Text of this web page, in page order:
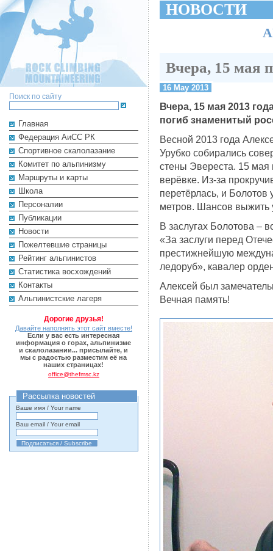
Поиск по сайту
Главная
Федерация АиСС РК
Cпортивное скалолазание
Комитет по альпинизму
Маршруты и карты
Школа
Персоналии
Публикации
Новости
Пожелтевшие страницы
Рейтинг альпинистов
Cтатистика восхождений
Контакты
Альпинистские лагеря
Дорогие друзья!
Давайте наполнять этот сайт вместе!
Если у вас есть интересная
информация о горах, альпинизме
и скалолазании... присылайте, и
мы с радостью разместим её на
наших страницах!
office@thefmsc.kz
Рассылка новостей
Ваше имя / Your name
Ваш email / Your email
НОВОСТИ
Вчера, 15 мая
16 May 2013
Вчера, 15 мая 2013
погиб знаменитый
Весной 2013 года
Урубко собирались
стены Эвереста. 15 мая
верёвке. Из-за
перетёрлась, и Болотов
метров. Шансов выжить
В заслугах Болотова –
«За заслуги перед
престижнейшую
ледоруб», кавалер
Алексей был
Вечная память!